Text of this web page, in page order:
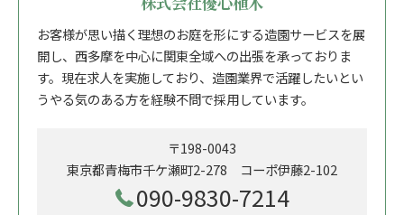
お客様が思い描く理想のお庭を形にする造園サービスを展
開し、西多摩を中心に関東全域への出張を承っておりま
す。現在求人を実施しており、造園業界で活躍したいとい
うやる気のある方を経験不問で採用しています。
〒198-0043
東京都青梅市千ケ瀬町2-278 コーポ伊藤2-102
090-9830-7214